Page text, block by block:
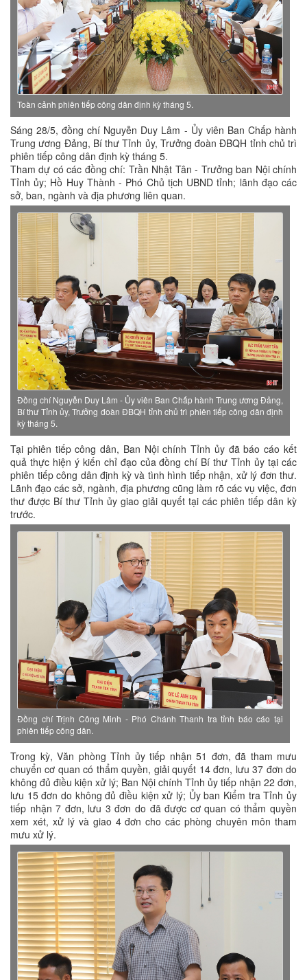
Toàn cảnh phiên tiếp công dân định kỳ tháng 5.​
Sáng 28/5, đồng chí Nguyễn Duy Lâm - Ủy viên Ban Chấp hành
Trung ương Đảng, Bí thư Tỉnh ủy, Trưởng đoàn ĐBQH tỉnh chủ trì
phiên tiếp công dân định kỳ tháng 5.
Tham dự có các đồng chí: Trần Nhật Tân - Trưởng ban Nội chính
Tỉnh ủy; Hồ Huy Thành - Phó Chủ tịch UBND tỉnh; lãnh đạo các
sở, ban, ngành và địa phương liên quan.
Đồng chí Nguyễn Duy Lâm - Ủy viên Ban Chấp hành Trung ương Đảng,
Bí thư Tỉnh ủy, Trưởng đoàn ĐBQH tỉnh chủ trì phiên tiếp công dân định
kỳ tháng 5.
Tại phiên tiếp công dân, Ban Nội chính Tỉnh ủy đã báo cáo kết
quả thực hiện ý kiến chỉ đạo của đồng chí Bí thư Tỉnh ủy tại các
phiên tiếp công dân định kỳ và tình hình tiếp nhận, xử lý đơn thư.
Lãnh đạo các sở, ngành, địa phương cũng làm rõ các vụ việc, đơn
thư được Bí thư Tỉnh ủy giao giải quyết tại các phiên tiếp dân kỳ
trước.
Đồng chí Trịnh Công Minh - Phó Chánh Thanh tra tỉnh báo cáo tại
phiên tiếp công dân.
Trong kỳ, Văn phòng Tỉnh ủy tiếp nhận 51 đơn, đã tham mưu
chuyển cơ quan có thẩm quyền, giải quyết 14 đơn, lưu 37 đơn do
không đủ điều kiện xử lý; Ban Nội chính Tỉnh ủy tiếp nhận 22 đơn,
lưu 15 đơn do không đủ điều kiện xử lý; Ủy ban Kiểm tra Tỉnh ủy
tiếp nhận 7 đơn, lưu 3 đơn do đã được cơ quan có thẩm quyền
xem xét, xử lý và giao 4 đơn cho các phòng chuyên môn tham
mưu xử lý.